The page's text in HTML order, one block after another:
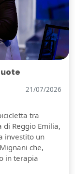
21/07/2026
tra
Reggio Emilia,
investito un
che,
in terapia